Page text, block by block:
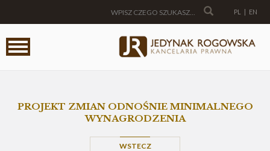
PL | EN
PROJEKT ZMIAN ODNOŚNIE MINIMALNEGO
WYNAGRODZENIA
WSTECZ